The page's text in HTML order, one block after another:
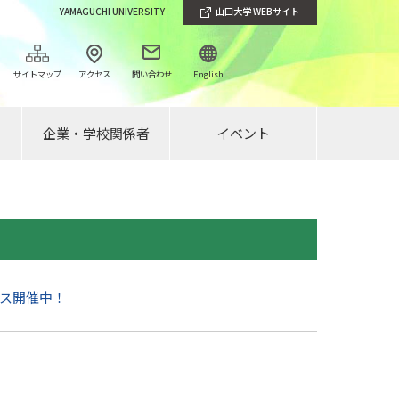
サイトマップ アクセス 問い合わせ English
YAMAGUCHI UNIVERSITY 山口大学 WEBサイト
企業・学校関係者 イベント
開催中！